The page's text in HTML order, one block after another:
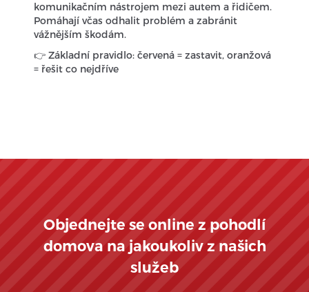
komunikačním nástrojem mezi autem a řidičem.
Pomáhají včas odhalit problém a zabránit
vážnějším škodám.
👉 Základní pravidlo: červená = zastavit, oranžová
= řešit co nejdříve
Objednejte se online z pohodlí
domova na jakoukoliv z našich
služeb